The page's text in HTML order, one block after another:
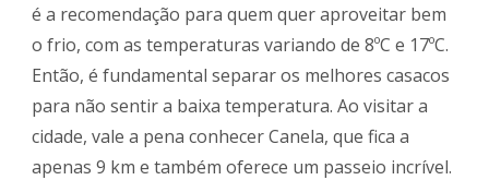
é a recomendação para quem quer aproveitar bem
o frio, com as temperaturas variando de 8ºC e 17ºC.
Então, é fundamental separar os melhores casacos
para não sentir a baixa temperatura. Ao visitar a
cidade, vale a pena conhecer Canela, que fica a
apenas 9 km e também oferece um passeio incrível.